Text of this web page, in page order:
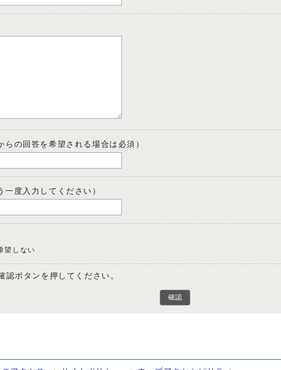
らの回答を希望される場合は必須）
一度入力してください）
望しない
ボタンを押してください。
確認